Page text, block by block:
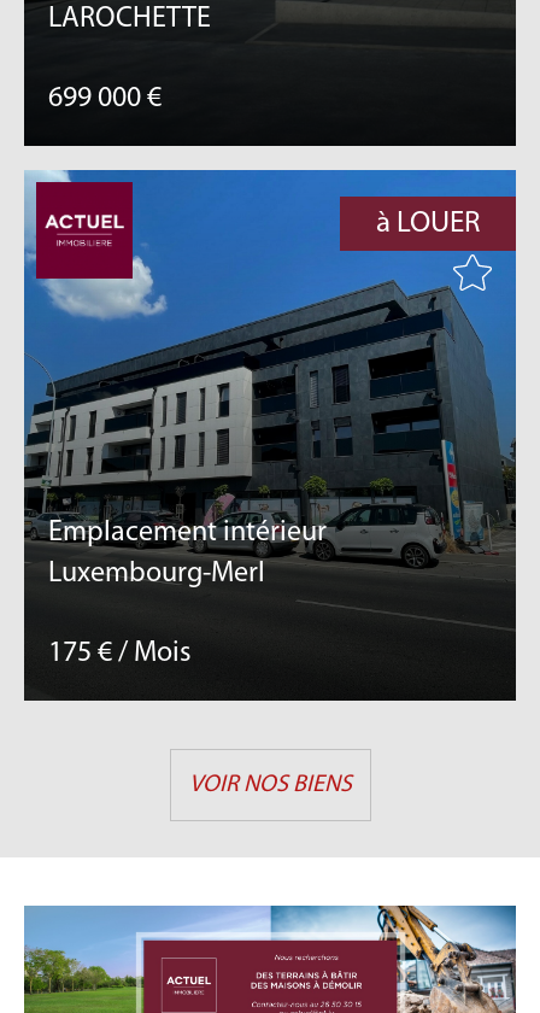
LAROCHETTE
699 000 €
à LOUER
Emplacement intérieur
Luxembourg-Merl
175 € / Mois
VOIR NOS BIENS